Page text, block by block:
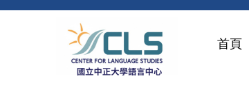
首頁